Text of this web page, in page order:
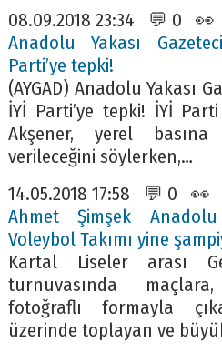
08.09.2018 23:34 💬 0 👀
Anadolu Yakası
Parti’ye tepki!
(AYGAD) Anadolu Yakası
İYİ Parti’ye tepki! İYİ
Akşener, yerel
verileceğini söylerken,…
14.05.2018 17:58 💬 0 👀
Ahmet Şimşek
Voleybol Takımı yine
Kartal Liseler arası
turnuvasında
fotoğraflı formayla
üzerinde toplayan ve